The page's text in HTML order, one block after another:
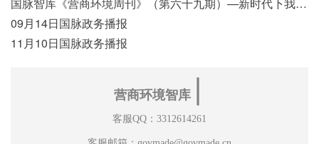
09月14日国脉政务播报
11月10日国脉政务播报
营商环境智库
客服QQ：3312614261